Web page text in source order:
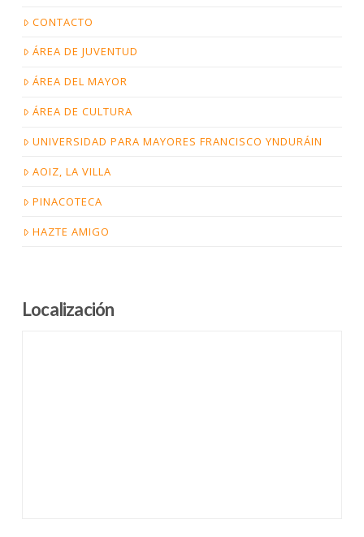
CONTACTO
ÁREA DE JUVENTUD
ÁREA DEL MAYOR
ÁREA DE CULTURA
UNIVERSIDAD PARA MAYORES FRANCISCO YNDURÁIN
AOIZ, LA VILLA
PINACOTECA
HAZTE AMIGO
Localización